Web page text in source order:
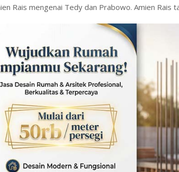
Rais mengenai Tedy dan Prabowo. Amien Rais